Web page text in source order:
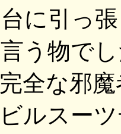
に引っ
う物で
全な邪
ルスー